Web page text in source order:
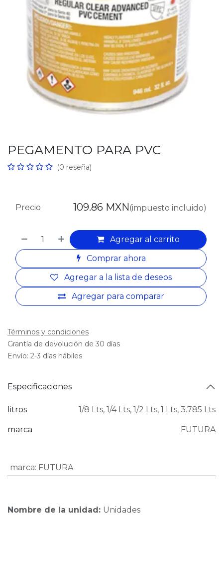
PEGAMENTO PARA PVC
(0 reseña)
Agregar al carrito
Comprar ahora
Agregar para comparar
Agregar a la lista de deseos
Precio 109.86 MXN(impuesto incluido)
Términos y condiciones
Grantía de devolución de 30 días
Envío: 2-3 días hábiles
Especificaciones
litros 1/8 Lts, 1/4 Lts, 1/2 Lts, 1 Lts, 3.785 Lts
marca FUTURA
marca: FUTURA
Nombre de la unidad: Unidades